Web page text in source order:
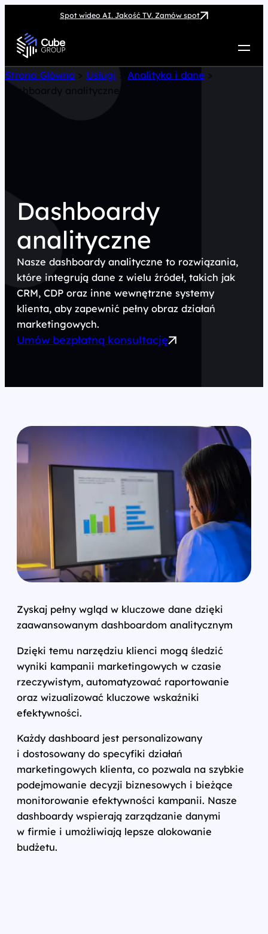
Spot wideo AI. Jakość TV. Zamów spot
Usługi
Strona Główna Usługi Analityka i dane
Dashboardy
analityczne
Nasze dashboardy analityczne to rozwiązania,
które integrują dane z wielu źródeł, takich jak
CRM, CDP oraz inne wewnętrzne systemy
klienta, aby zapewnić pełny obraz działań
marketingowych.
Umów bezpłatną konsultację
Zyskaj pełny wgląd w kluczowe dane dzięki
zaawansowanym dashboardom analitycznym
Dzięki temu narzędziu klienci mogą śledzić
wyniki kampanii marketingowych w czasie
rzeczywistym, automatyzować raportowanie
oraz wizualizować kluczowe wskaźniki
efektywności.
Każdy dashboard jest personalizowany
i dostosowany do specyfiki działań
marketingowych klienta, co pozwala na szybkie
podejmowanie decyzji biznesowych i bieżące
monitorowanie efektywności kampanii. Nasze
dashboardy wspierają zarządzanie danymi
w firmie i umożliwiają lepsze alokowanie
budżetu.